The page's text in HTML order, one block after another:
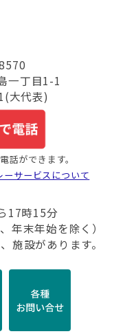
一丁目1-1
大代表)
話ができます。
ーサービスについて
17時15分
年末年始を除く）
施設があります。